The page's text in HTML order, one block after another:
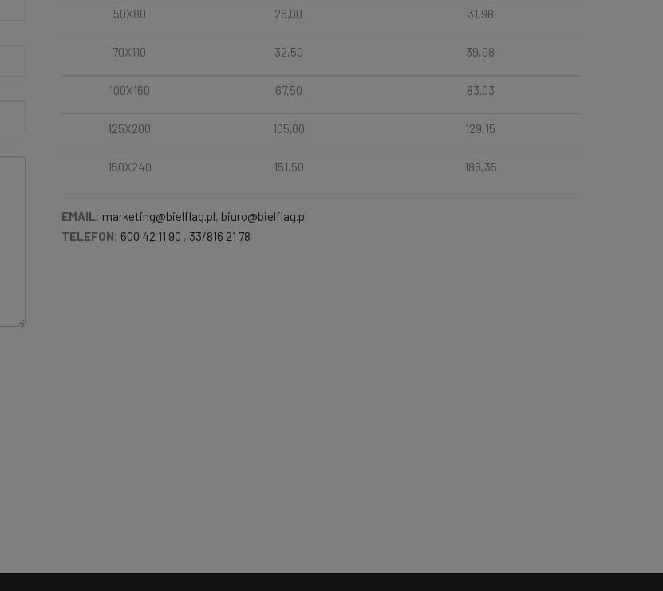
50X80 26,00 31,98
70X110 32,50 39,98
100X160 67,50 83,03
125X200 105,00 129,15
150X240 151,50 186,35
EMAIL: marketing@bielflag.pl, biuro@bielflag.pl
TELEFON: 600 42 11 90 , 33/816 21 78